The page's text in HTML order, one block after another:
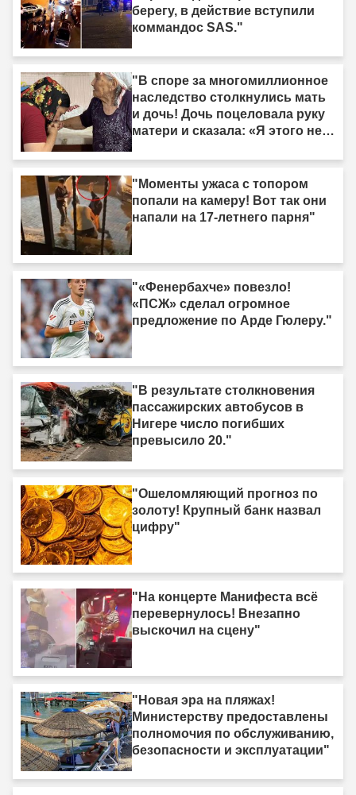
берегу, в действие вступили
коммандос SAS."
"В споре за многомиллионное
наследство столкнулись мать
и дочь! Дочь поцеловала руку
матери и сказала: «Я этого не
"Моменты ужаса с топором
попали на камеру! Вот так они
напали на 17-летнего парня"
"«Фенербахче» повезло!
«ПСЖ» сделал огромное
предложение по Арде Гюлеру."
"В результате столкновения
пассажирских автобусов в
Нигере число погибших
превысило 20."
"Ошеломляющий прогноз по
золоту! Крупный банк назвал
цифру"
"На концерте Манифеста всё
перевернулось! Внезапно
выскочил на сцену"
"Новая эра на пляжах!
Министерству предоставлены
полномочия по обслуживанию,
безопасности и эксплуатации"